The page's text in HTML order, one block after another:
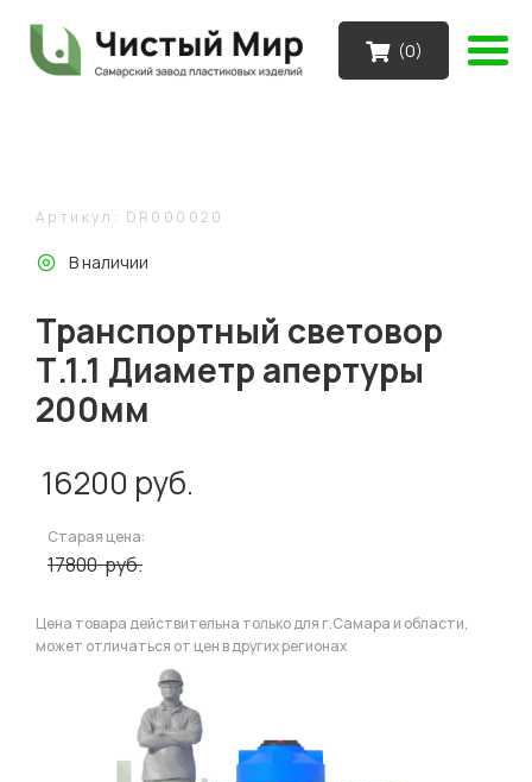
(0)
Артикул: DR000020
В наличии
Транспортный световор
Т.1.1 Диаметр апертуры
200мм
16200 руб.
Старая цена:
17800руб.
Цена товара действительна только для г.Самара и области,
может отличаться от цен в других регионах